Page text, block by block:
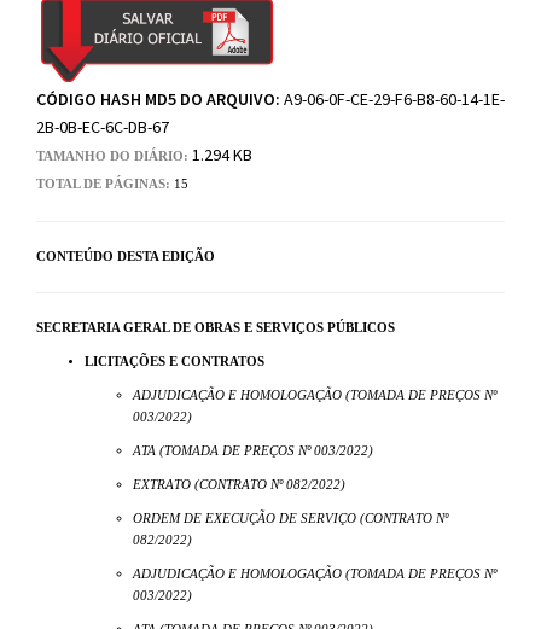
CÓDIGO HASH MD5 DO ARQUIVO: A9-06-0F-CE-29-F6-B8-60-14-1E-
2B-0B-EC-6C-DB-67
TAMANHO DO DIÁRIO: 1.294 KB
TOTAL DE PÁGINAS: 15
CONTEÚDO DESTA EDIÇÃO
SECRETARIA GERAL DE OBRAS E SERVIÇOS PÚBLICOS
LICITAÇÕES E CONTRATOS
ADJUDICAÇÃO E HOMOLOGAÇÃO (TOMADA DE PREÇOS Nº
003/2022)
ATA (TOMADA DE PREÇOS Nº 003/2022)
EXTRATO (CONTRATO Nº 082/2022)
ORDEM DE EXECUÇÃO DE SERVIÇO (CONTRATO Nº
082/2022)
ADJUDICAÇÃO E HOMOLOGAÇÃO (TOMADA DE PREÇOS Nº
003/2022)